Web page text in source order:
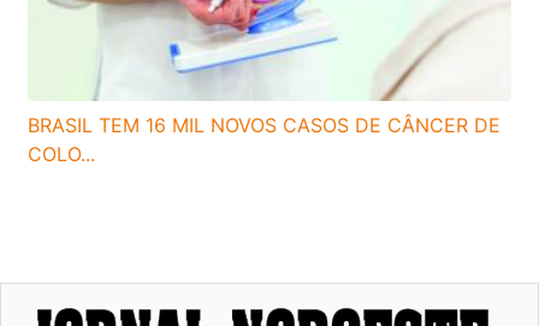
BRASIL TEM 16 MIL NOVOS CASOS DE CÂNCER DE
COLO...